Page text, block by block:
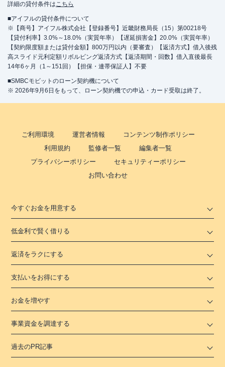
詳細の貸付条件はこちら
■アイフルの貸付条件について
※【商号】アイフル株式会社【登録番号】近畿財務局長（15）第00218号
【貸付利率】3.0%～18.0%（実質年率）【遅延損害金】20.0%（実質年率）
【契約限度額または貸付金額】800万円以内（要審査）【返済方式】借入後残
高スライド元利定額リボルビング返済方式【返済期間・回数】借入直後最長
14年6ヶ月（1～151回）【担保・連帯保証人】不要
■SMBCモビットのローン契約機について
※ 2026年9月6日をもって、ローン契約機での申込・カード受取は終了。
ご利用環境 運営者情報
コンテンツ制作ポリシー
利用規約
監修者一覧
編集者一覧
プライバシーポリシー
セキュリティーポリシー
お問い合わせ
今すぐお金を用意する
低金利で賢く借りる
返済をラクにする
支払いをお得にする
お金を増やす
事業資金を調達する
過去のPR記事